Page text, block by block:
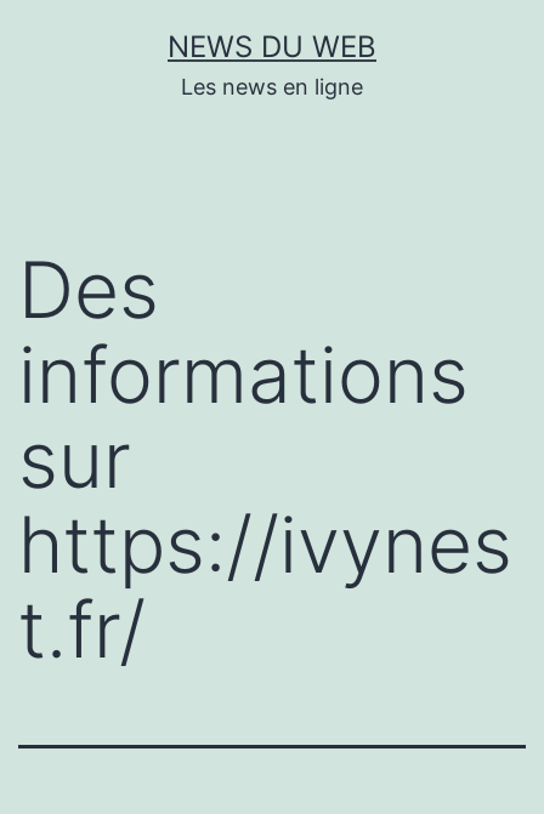
NEWS DU WEB
Les news en ligne
Des
informations
sur
https://ivynes
t.fr/